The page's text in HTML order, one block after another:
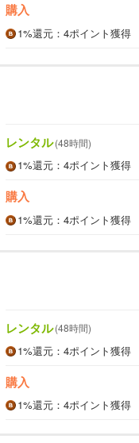
購入
1%還元 ：4ポイント獲得
レンタル(48時間)
1%還元 ：4ポイント獲得
購入
1%還元 ：4ポイント獲得
レンタル(48時間)
1%還元 ：4ポイント獲得
購入
1%還元 ：4ポイント獲得